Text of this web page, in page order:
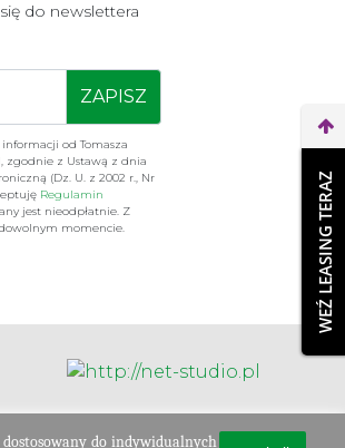
do newslettera
ZAPISZ
od Tomasza
zgodnie z Ustawą z dnia
(Dz. U. z 2002 r., Nr
Regulamin
jest nieodpłatnie. Z
momencie.
do indywidualnych
WEŹ LEASING TERAZ